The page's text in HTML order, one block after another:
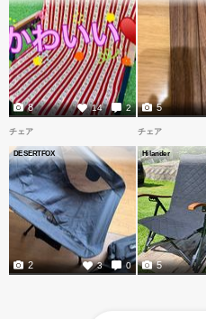
14 2
8 5
チェア
DESERTFOX
3 0
2
チェア
Hilander
5